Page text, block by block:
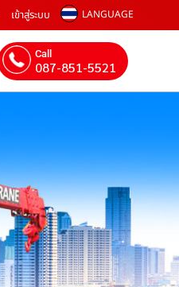
เข้าสู่ระบบ LANGUAGE
Call
087-851-5521